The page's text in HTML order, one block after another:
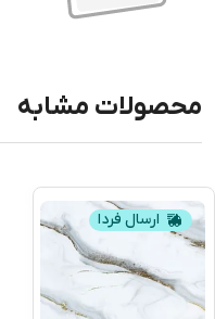
محصولات مشابه
ارسال فردا